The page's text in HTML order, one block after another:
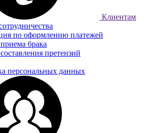
Клиентам
по оформлению платежей
брака
претензий
персональных данных